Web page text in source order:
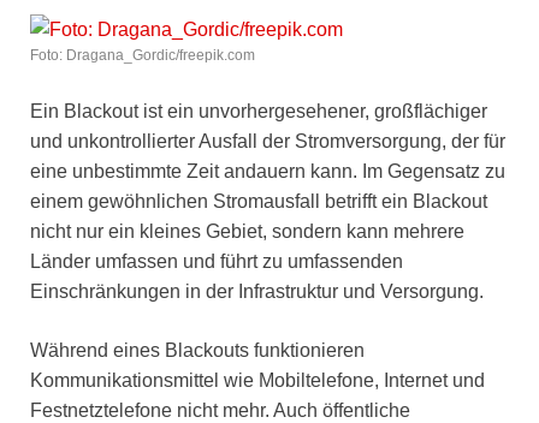
Foto: Dragana_Gordic/freepik.com
Ein Blackout ist ein unvorhergesehener, großflächiger
und unkontrollierter Ausfall der Stromversorgung, der für
eine unbestimmte Zeit andauern kann. Im Gegensatz zu
einem gewöhnlichen Stromausfall betrifft ein Blackout
nicht nur ein kleines Gebiet, sondern kann mehrere
Länder umfassen und führt zu umfassenden
Einschränkungen in der Infrastruktur und Versorgung.
Während eines Blackouts funktionieren
Kommunikationsmittel wie Mobiltelefone, Internet und
Festnetztelefone nicht mehr. Auch öffentliche